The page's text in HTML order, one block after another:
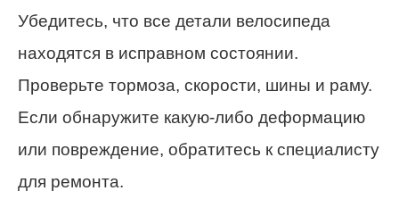
Убедитесь, что все детали велосипеда
находятся в исправном состоянии.
Проверьте тормоза, скорости, шины и раму.
Если обнаружите какую-либо деформацию
или повреждение, обратитесь к специалисту
для ремонта.